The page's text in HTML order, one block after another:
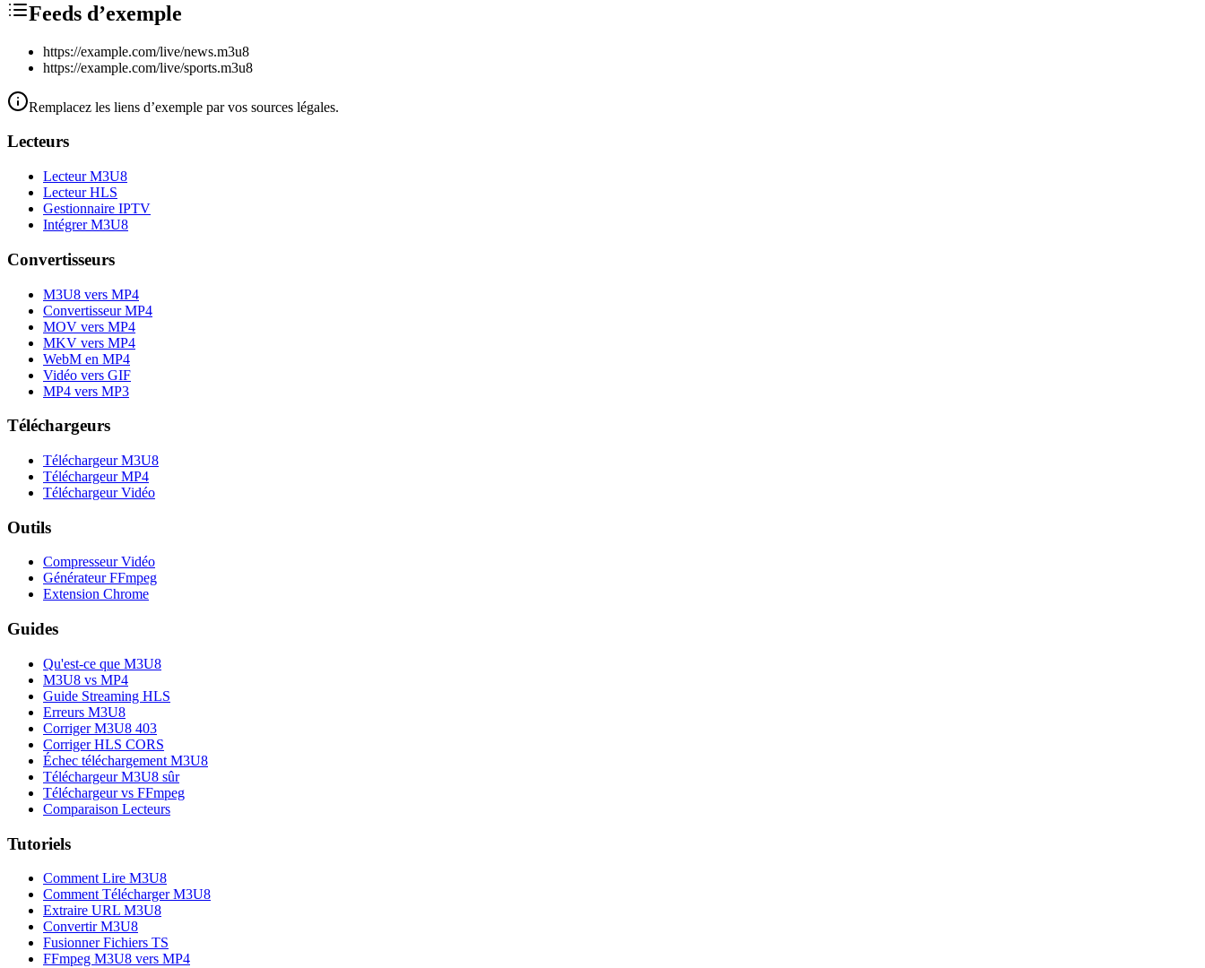
Feeds d’exemple
https://example.com/live/news.m3u8
https://example.com/live/sports.m3u8
Remplacez les liens d’exemple par vos sources légales.
Lecteurs
Lecteur M3U8
Lecteur HLS
Gestionnaire IPTV
Intégrer M3U8
Convertisseurs
M3U8 vers MP4
Convertisseur MP4
MOV vers MP4
MKV vers MP4
WebM en MP4
Vidéo vers GIF
MP4 vers MP3
Téléchargeurs
Téléchargeur M3U8
Téléchargeur MP4
Téléchargeur Vidéo
Outils
Compresseur Vidéo
Générateur FFmpeg
Extension Chrome
Guides
Qu'est-ce que M3U8
M3U8 vs MP4
Guide Streaming HLS
Erreurs M3U8
Corriger M3U8 403
Corriger HLS CORS
Échec téléchargement M3U8
Téléchargeur M3U8 sûr
Téléchargeur vs FFmpeg
Comparaison Lecteurs
Tutoriels
Comment Lire M3U8
Comment Télécharger M3U8
Extraire URL M3U8
Convertir M3U8
Fusionner Fichiers TS
FFmpeg M3U8 vers MP4